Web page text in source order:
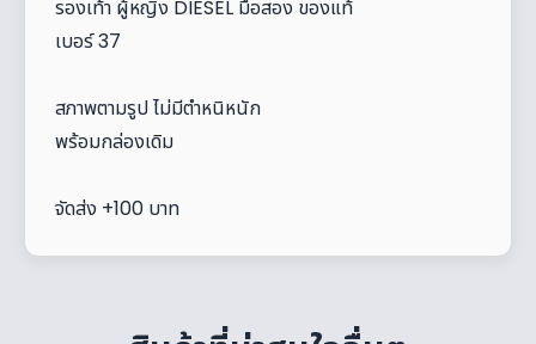
รองเท้า ผู้หญิง DIESEL มือสอง ของแท้
เบอร์ 37
สภาพตามรูป ไม่มีตำหนิหนัก
พร้อมกล่องเดิม
จัดส่ง +100 บาท